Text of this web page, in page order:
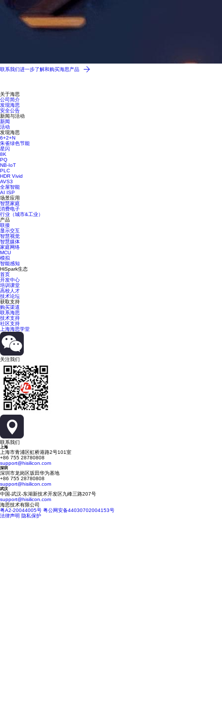
联系我们进一步了解和购买海思产品
关于海思
公司简介
发现海思
安全公告
新闻与活动
新闻
活动
发现海思
6+2+N
朱雀绿色节能
星闪
8K
PQ
NB-IoT
PLC
HDR Vivid
AVS3
全屋智能
AI ISP
场景应用
智慧家庭
消费电子
行业（城市&工业）
产品
联接
显示交互
智慧视觉
智慧媒体
家庭网络
MCU
模拟
智能感知
HiSpark生态
首页
开发中心
培训课堂
高校人才
技术论坛
获取支持
购买渠道
联系海思
技术支持
社区支持
上海海思学堂
关注我们
联系我们
上海
上海市青浦区虹桥港路2号101室
+86 755 28780808
support@hisilicon.com
深圳
深圳市龙岗区坂田华为基地
+86 755 28780808
support@hisilicon.com
武汉
中国-武汉-东湖新技术开发区九峰三路207号
support@hisilicon.com
海思技术有限公司
粤A2-20044005号 粤公网安备44030702004153号
法律声明 隐私保护